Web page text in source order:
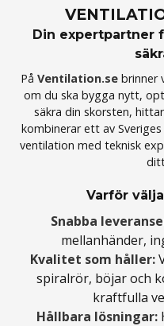
Din expertpartner
På Ventilation.se brinner
om du ska bygga nytt,
säkra din skorsten,
kombinerar ett av
ventilation med teknisk
Varför
Snabba
mellanhänder,
Kvalitet som håller:
spiralrör, böjaroch
kraftfulla
Hållbara lösningar: